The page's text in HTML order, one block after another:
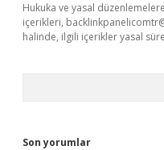
Hukuka ve yasal
içerikleri,
halinde, ilgili içerikler yasal
Son yorumlar